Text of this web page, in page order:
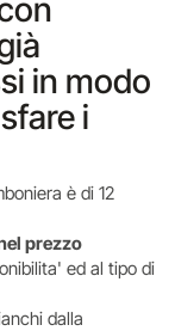
in modo
i
è di 12
prezzo
ed al tipo di
dalla